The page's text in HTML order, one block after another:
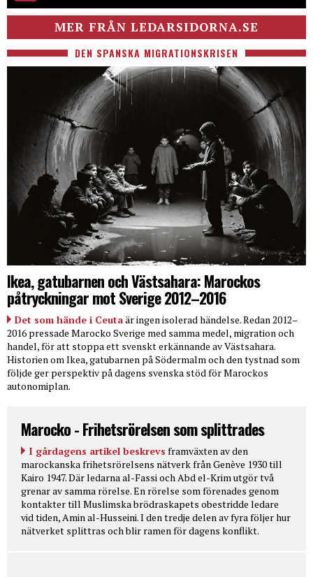
MER FRÅN LEDARSIDORNA.SE
DEN SPANSKA MIGRATIONSKRISEN
Ikea, gatubarnen och Västsahara: Marockos
påtryckningar mot Sverige 2012–2016
Det som hände i Ceutaär ingen isolerad händelse. Redan 2012–
2016 pressade Marocko Sverige med samma medel, migration och
handel, för att stoppa ett svenskt erkännande av Västsahara.
Historien om Ikea, gatubarnen på Södermalm och den tystnad som
följde ger perspektiv på dagens svenska stöd för Marockos
autonomiplan.
Marocko - Frihetsrörelsen som splittrades
I gårdagens artikel beskrevs framväxten av den
marockanska frihetsrörelsens nätverk från Genève 1930 till
Kairo 1947. Där ledarna al-Fassi och Abd el-Krim utgör två
grenar av samma rörelse. En rörelse som förenades genom
kontakter till Muslimska brödraskapets obestridde ledare
vid tiden, Amin al-Husseini. I den tredje delen av fyra följer hur
nätverket splittras och blir ramen för dagens konflikt.